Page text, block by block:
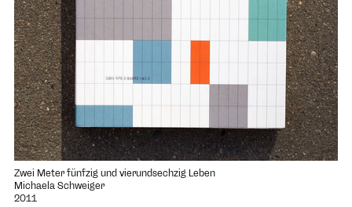
Zwei Meter fünfzig und vierundsechzig Leben
Michaela Schweiger
2011